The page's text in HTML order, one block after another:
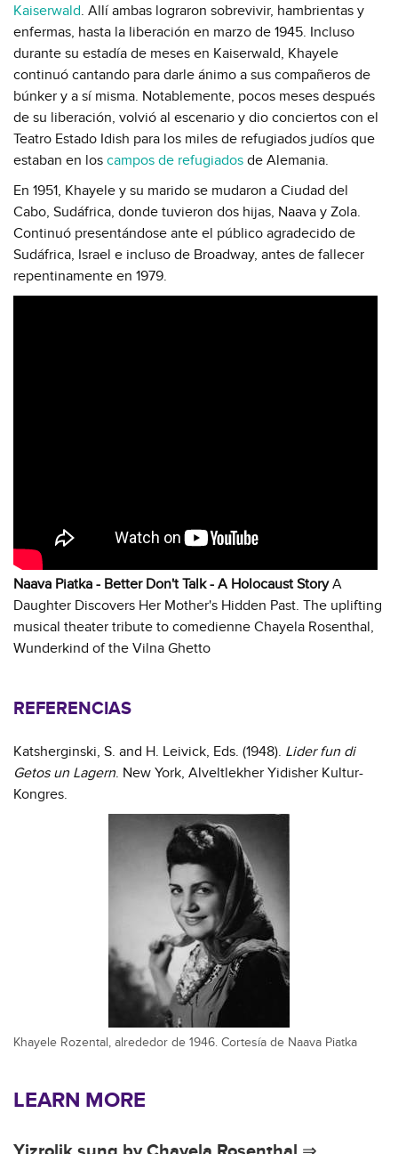
Kaiserwald. Allí ambas lograron sobrevivir, hambrientas y
enfermas, hasta la liberación en marzo de 1945. Incluso
durante su estadía de meses en Kaiserwald, Khayele
continuó cantando para darle ánimo a sus compañeros de
búnker y a sí misma. Notablemente, pocos meses después
de su liberación, volvió al escenario y dio conciertos con el
Teatro Estado Idish para los miles de refugiados judíos que
estaban en los campos de refugiados de Alemania.
En 1951, Khayele y su marido se mudaron a Ciudad del
Cabo, Sudáfrica, donde tuvieron dos hijas, Naava y Zola.
Continuó presentándose ante el público agradecido de
Sudáfrica, Israel e incluso de Broadway, antes de fallecer
repentinamente en 1979.
Naava Piatka - Better Don't Talk - A Holocaust StoryA
Daughter Discovers Her Mother's Hidden Past. The uplifting
musical theater tribute to comedienne Chayela Rosenthal,
Wunderkind of the Vilna Ghetto
REFERENCIAS
Katsherginski, S. and H. Leivick, Eds. (1948). Lider fun di
Getos un Lagern. New York, Alveltlekher Yidisher Kultur-
Kongres.
Khayele Rozental, alrededor de 1946. Cortesía de Naava Piatka
LEARN MORE